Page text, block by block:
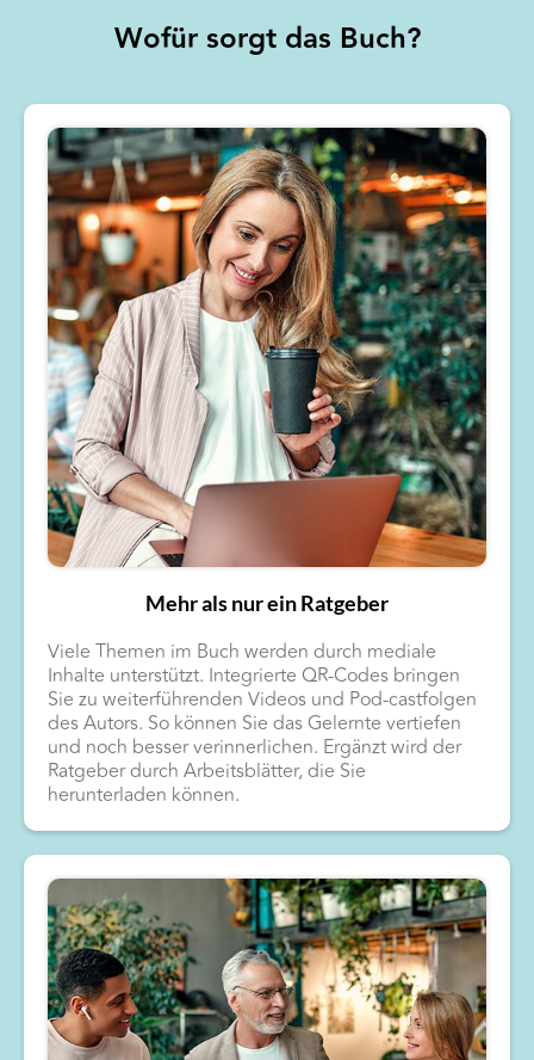
Wofür sorgt das Buch?
Mehr als nur ein Ratgeber
Viele Themen im Buch werden durch mediale
Inhalte unterstützt. Integrierte QR-Codes bringen
Sie zu weiterführenden Videos und Pod-castfolgen
des Autors. So können Sie das Gelernte vertiefen
und noch besser verinnerlichen. Ergänzt wird der
Ratgeber durch Arbeitsblätter, die Sie
herunterladen können.